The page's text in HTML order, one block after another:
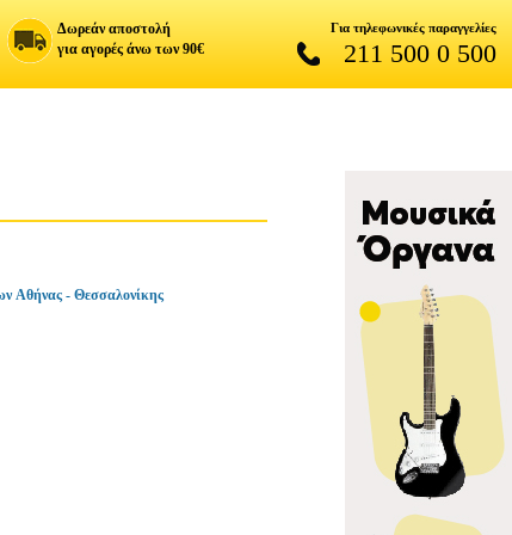
Δωρεάν αποστολή
για αγορές άνω των 90€
Για τηλεφωνικές παραγγελίες
211 500 0 500
Αθήνας - Θεσσαλονίκης